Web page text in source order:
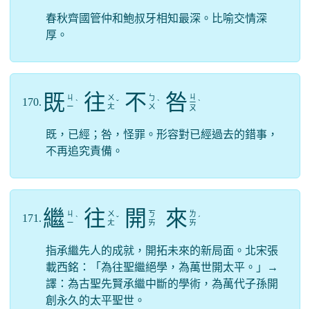
春秋齊國管仲和鮑叔牙相知最深。比喻交情深
厚。
170. 既 ㄐ
ㄧ ˋ 往 ㄨ
ㄤ ˇ 不 ㄅ
ㄨ ˋ 咎 ㄐ
ㄧ
ㄡ
ˋ
既，已經；咎，怪罪。形容對已經過去的錯事，
不再追究責備。
171. 繼 ㄐ
ㄧ ˋ 往 ㄨ
ㄤ ˇ 開
ㄎ
ㄞ
來 ㄌ
ㄞ ˊ
指承繼先人的成就，開拓未來的新局面。北宋張
載西銘：「為往聖繼絕學，為萬世開太平。」→
譯：為古聖先賢承繼中斷的學術，為萬代子孫開
創永久的太平聖世。